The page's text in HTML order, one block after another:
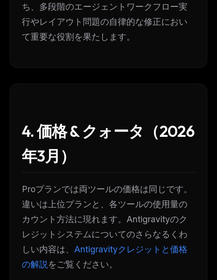
ち、多段階のエージェントワークフロー実
行やレイアウト問題の自律的な修正におい
て重要な役割を果たします。
4. 価格 & クォータ（2026
年3月）
Proプランでは両ツールの価格は同じです。
違いは上位プランと、各ツールの使用量の
カウント方法に現れます。Antigravityのク
レジットシステムについてのさらなるくわ
しい内容は、 Antigravityクレジットと価格
の解説をご覧ください。